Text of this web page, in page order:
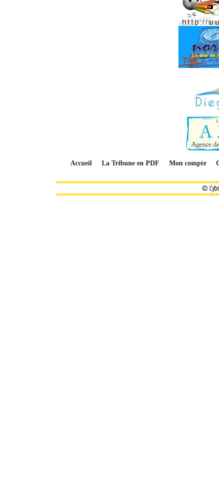
Accueil La Tribune en PDF Mon compte
©